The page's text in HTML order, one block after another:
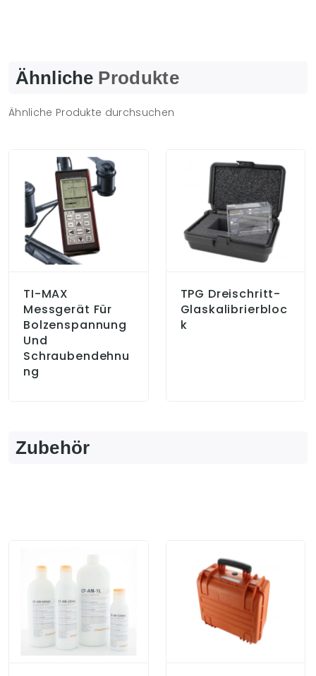
Ähnliche Produkte
Ähnliche Produkte durchsuchen
TI-MAX
Messgerät Für
Bolzenspannung
Und
Schraubendehnu
Ng
TPG Dreischritt-
Glaskalibrierbloc
K
Zubehör